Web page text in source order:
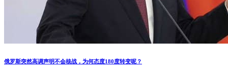
俄罗斯突然高调声明不会核战，为何态度180度转变呢？